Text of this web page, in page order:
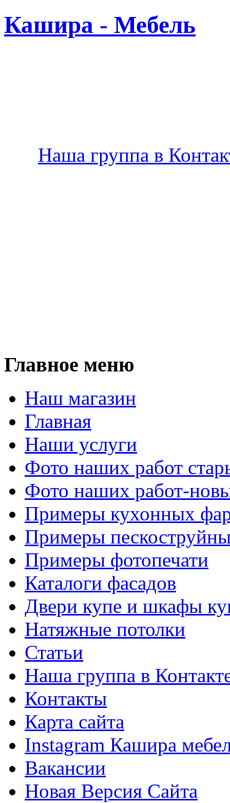
Кашира - Мебель
Наша группа в
Главное меню
Наш магазин
Главная
Наши услуги
Фото наших работ
Фото наших работ-
Примеры кухонных
Примеры
Примеры фотопечати
Каталоги фасадов
Двери купе и шкафы
Натяжные потолки
Статьи
Наша группа в
Контакты
Карта сайта
Instagram Кашира
Вакансии
Новая Версия Сайта